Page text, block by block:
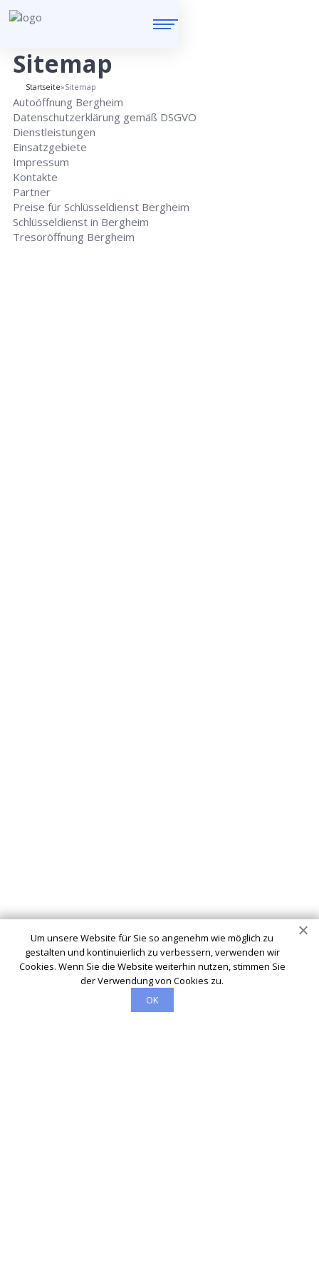
Sitemap
Startseite»Sitemap
Autoöffnung Bergheim
Datenschutzerklärung gemäß DSGVO
Dienstleistungen
Einsatzgebiete
Impressum
Kontakte
Partner
Preise für Schlüsseldienst Bergheim
Schlüsseldienst in Bergheim
Tresoröffnung Bergheim
Um unsere Website für Sie so angenehm wie möglich zu
gestalten und kontinuierlich zu verbessern, verwenden wir
Cookies. Wenn Sie die Website weiterhin nutzen, stimmen Sie
der Verwendung von Cookies zu.
OK